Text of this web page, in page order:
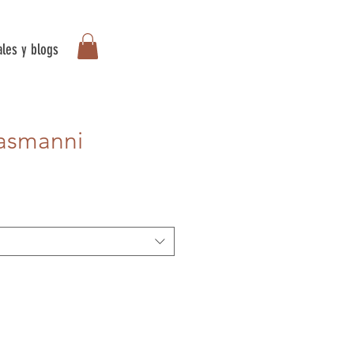
y blogs